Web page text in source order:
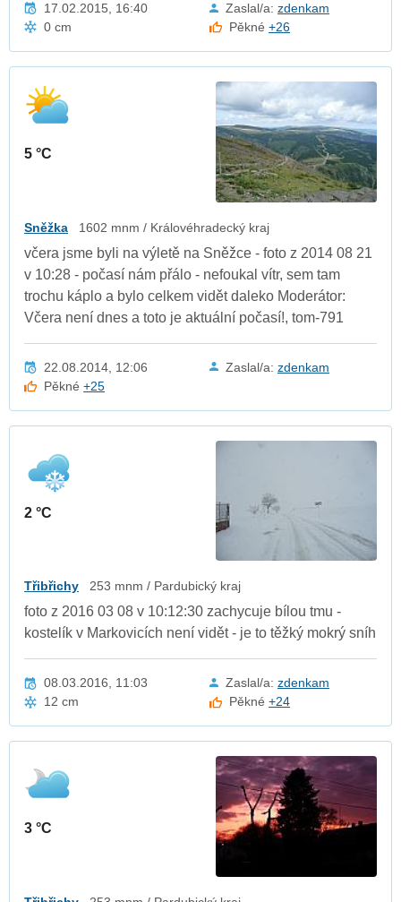
17.02.2015, 16:40 Zaslal/a: zdenkam
0 cm
Pěkné+26
5 °C
Sněžka 1602 mnm / Královéhradecký kraj
včera jsme byli na výletě na Sněžce - foto z 2014 08 21
v 10:28 - počasí nám přálo - nefoukal vítr, sem tam
trochu káplo a bylo celkem vidět daleko Moderátor:
Včera není dnes a toto je aktuální počasí!, tom-791
22.08.2014, 12:06 Zaslal/a: zdenkam
Pěkné+25
2 °C
Třibřichy 253 mnm / Pardubický kraj
foto z 2016 03 08 v 10:12:30 zachycuje bílou tmu -
kostelík v Markovicích není vidět - je to těžký mokrý sníh
08.03.2016, 11:03 Zaslal/a: zdenkam
12 cm
Pěkné+24
3 °C